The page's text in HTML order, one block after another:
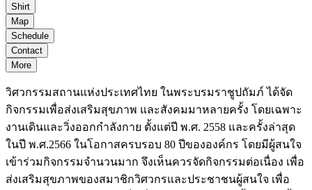
Shirt
Map
Schedule
Contact
More
วิศวกรรมสถานแห่งประเทศไทย ในพระบรมราชูปถัมภ์ ได้จัด
กิจกรรมเพื่อส่งเสริมสุขภาพ และสังคมมาหลายครั้ง โดยเฉพาะ
งานเดินและวิ่งออกกำลังกาย ตั้งแต่ปี พ.ศ. 2558 และครั้งล่าสุด
ในปี พ.ศ.2566 ในโอกาสครบรอบ 80 ปีขององค์กร โดยมีผู้สนใจ
เข้าร่วมกิจกรรมจำนวนมาก จึงเห็นควรจัดกิจกรรมต่อเนื่อง เพื่อ
ส่งเสริมสุขภาพของสมาชิกวิศวกรและประชาชนผู้สนใจ เพื่อ